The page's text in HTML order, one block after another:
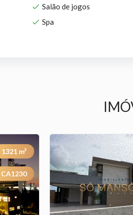
Salão de jogos
Spa
Next
1321 m²
CA1230
Previous